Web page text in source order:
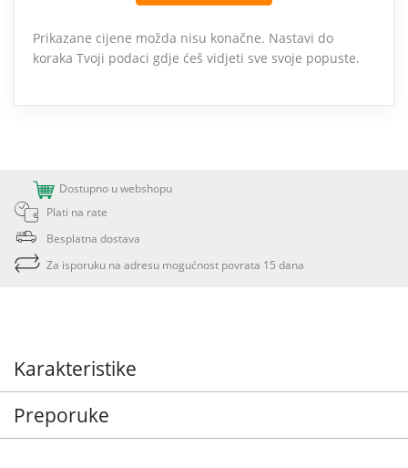
Prikazane cijene možda nisu konačne. Nastavi do
koraka Tvoji podaci gdje ćeš vidjeti sve svoje popuste.
Dostupno u webshopu
Plati na rate
Besplatna dostava
Za isporuku na adresu mogućnost povrata 15 dana
Karakteristike
Preporuke